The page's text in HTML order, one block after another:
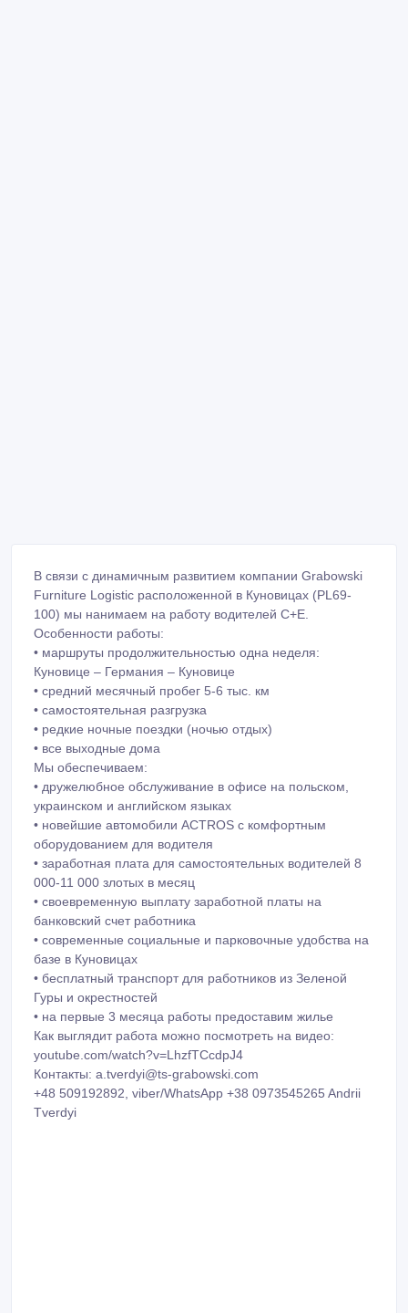
В связи с динамичным развитием компании Grabowski
Furniture Logistic расположенной в Куновицах (PL69-
100) мы нанимаем на работу водителей C+E.
Особенности работы:
• маршруты продолжительностью одна неделя:
Куновице – Германия – Куновице
• средний месячный пробег 5-6 тыс. км
• самостоятельная разгрузка
• редкие ночные поездки (ночью отдых)
• все выходные дома
Мы обеспечиваем:
• дружелюбное обслуживание в офисе на польском,
украинском и английском языках
• новейшие автомобили ACTROS с комфортным
оборудованием для водителя
• заработная плата для самостоятельных водителей 8
000-11 000 злотых в месяц
• своевременную выплату заработной платы на
банковский счет работника
• современные социальные и парковочные удобства на
базе в Куновицах
• бесплатный транспорт для работников из Зеленой
Гуры и окрестностей
• на первые 3 месяца работы предоставим жилье
Как выглядит работа можно посмотреть на видео:
youtube.com/watch?v=LhzfTCcdpJ4
Контакты: a.tverdyi@ts-grabowski.com
+48 509192892, viber/WhatsApp +38 0973545265 Andrii
Tverdyi